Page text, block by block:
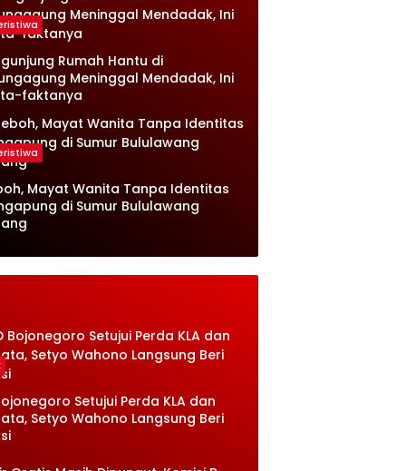
Rumah Hantu di
Meninggal Mendadak, Ini
faktanya
Mayat Wanita Tanpa Identitas
di Sumur Bululawang
Setujui Perda KLA dan
Setyo Wahono Langsung Beri